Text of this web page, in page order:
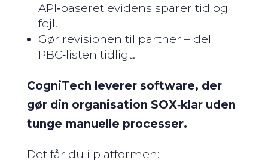
API‑baseret evidens sparer tid og
fejl.
Gør revisionen til partner – del
PBC‑listen tidligt.
CogniTech leverer software, der
gør din organisation SOX‑klar uden
tunge manuelle processer.
Det får du i platformen: